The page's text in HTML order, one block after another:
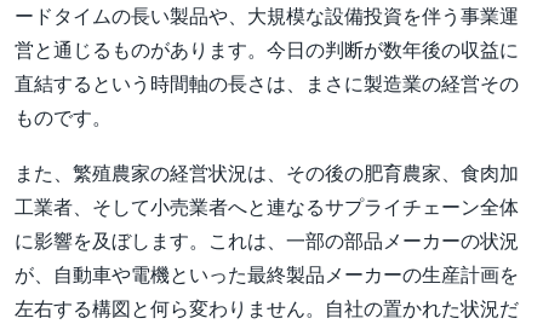
ードタイムの長い製品や、大規模な設備投資を伴う事業運
営と通じるものがあります。今日の判断が数年後の収益に
直結するという時間軸の長さは、まさに製造業の経営その
ものです。
また、繁殖農家の経営状況は、その後の肥育農家、食肉加
工業者、そして小売業者へと連なるサプライチェーン全体
に影響を及ぼします。これは、一部の部品メーカーの状況
が、自動車や電機といった最終製品メーカーの生産計画を
左右する構図と何ら変わりません。自社の置かれた状況だ